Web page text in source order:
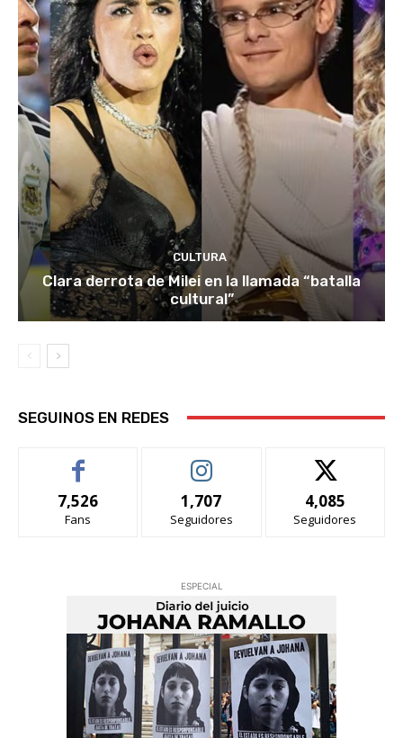
CULTURA
Clara derrota de Milei en la llamada “batalla
cultural”
SEGUINOS EN REDES
7,526
Fans
1,707
Seguidores
4,085
Seguidores
ESPECIAL